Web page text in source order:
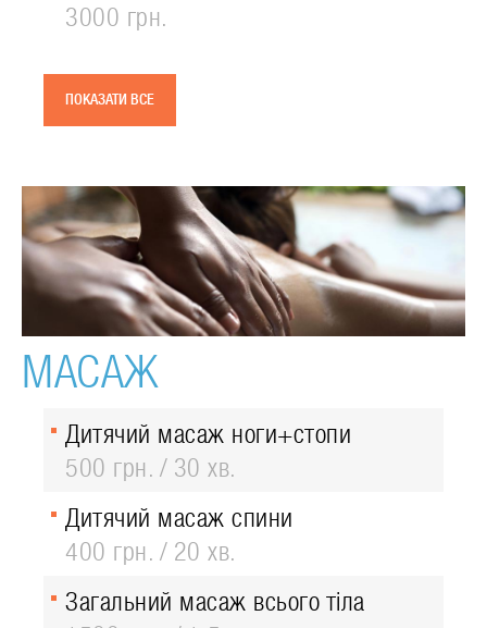
3000 грн.
ПОКАЗАТИ ВСЕ
МАСАЖ
Дитячий масаж ноги+стопи
500 грн.
30 хв.
Дитячий масаж спини
400 грн.
20 хв.
Загальний масаж всього тіла